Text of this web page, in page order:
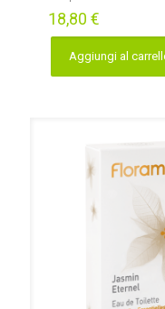
18,80 €
Aggiungi al